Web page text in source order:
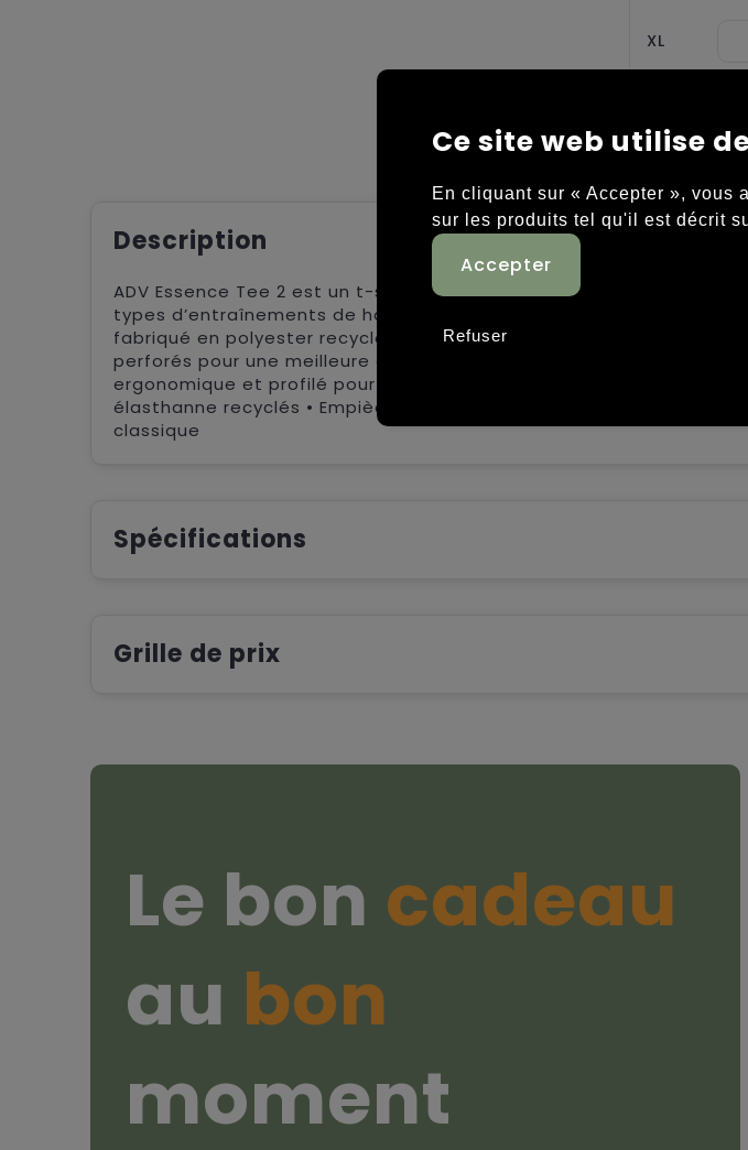
XL
Description
ADV Essence Tee 2 est un t-shirt d’entraînement doux et
types d’entraînements de haute intensité. 120 g/m2. Ce t-shirt
fabriqué en polyester recyclé et en élasthanne. Il comporte des
perforés pour une meilleure aération. De plus, ce t-shirt
ergonomique et profilé pour un ajustement optimal et une liberté
élasthanne recyclés • Empiècements en maille et détails perforés •
classique
Spécifications
Grille de prix
Le bon cadeau
au bon
moment
Ce site web utilise
En cliquant sur « Accepter », vous
sur les produits tel qu'il est décrit
Refuser